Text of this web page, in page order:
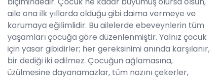
aile ona ilk yıllarda olduğu gibi daima vermeye ve
korumaya eğilimlidir. Bu ailelerde ebeveynlerin tüm
yaşamları çocuğa göre düzenlenmiştir. Yalnız çocuk
için yasar gibidirler; her gereksinimi anında karşılanır,
bir dediği iki edilmez. Çocuğun ağlamasına,
üzülmesine dayanamazlar, tüm nazını çekerler,